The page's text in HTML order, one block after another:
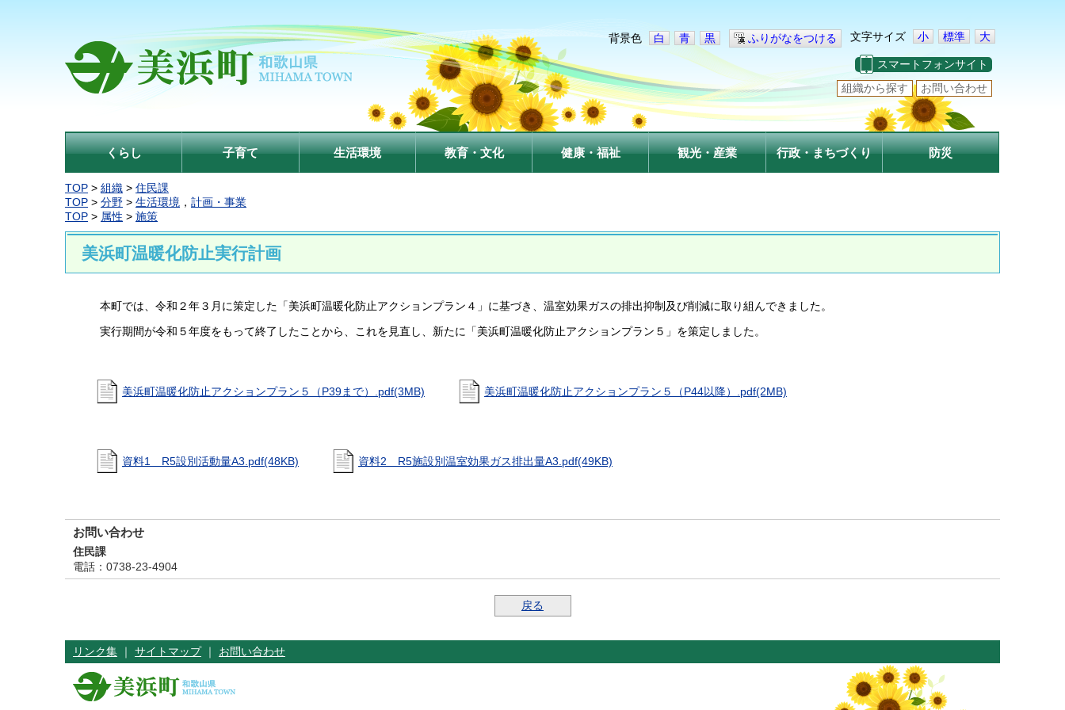
文字サイズ 小 標準 大
背景色 白 青 黒 ふりがなをつける
スマートフォンサイト
組織から探す
お問い合わせ
くらし 子育て 生活環境 教育・文化 健康・福祉 観光・産業 行政・まちづくり 防災
TOP > 組織 > 住民課
TOP > 分野 > 生活環境 ， 計画・事業
TOP > 属性 > 施策
美浜町温暖化防止実行計画
本町では、令和２年３月に策定した「美浜町温暖化防止アクションプラン４」に基づき、温室効果ガスの排出抑制及び削減に取り組んできました。
実行期間が令和５年度をもって終了したことから、これを見直し、新たに「美浜町温暖化防止アクションプラン５」を策定しました。
美浜町温暖化防止アクションプラン５（P39まで）.pdf(3MB) 美浜町温暖化防止アクションプラン５（P44以降）.pdf(2MB)
資料1 R5設別活動量A3.pdf(48KB) 資料2 R5施設別温室効果ガス排出量A3.pdf(49KB)
お問い合わせ
住民課
電話 ：0738-23-4904
戻る
リンク集 ｜ サイトマップ｜ お問い合わせ